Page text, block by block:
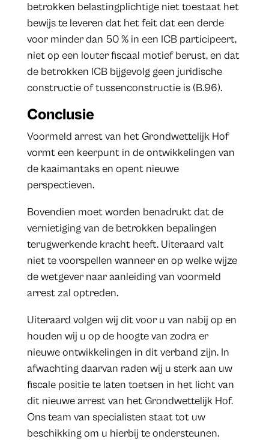
betrokken belastingplichtige niet toestaat het
bewijs te leveren dat het feit dat een derde
voor minder dan 50 % in een ICB participeert,
niet op een louter fiscaal motief berust, en dat
de betrokken ICB bijgevolg geen juridische
constructie of tussenconstructie is (B.96).
Conclusie
Voormeld arrest van het Grondwettelijk Hof
vormt een keerpunt in de ontwikkelingen van
de kaaimantaks en opent nieuwe
perspectieven.
Bovendien moet worden benadrukt dat de
vernietiging van de betrokken bepalingen
terugwerkende kracht heeft. Uiteraard valt
niet te voorspellen wanneer en op welke wijze
de wetgever naar aanleiding van voormeld
arrest zal optreden.
Uiteraard volgen wij dit voor u van nabij op en
houden wij u op de hoogte van zodra er
nieuwe ontwikkelingen in dit verband zijn. In
afwachting daarvan raden wij u sterk aan uw
fiscale positie te laten toetsen in het licht van
dit nieuwe arrest van het Grondwettelijk Hof.
Ons team van specialisten staat tot uw
beschikking om u hierbij te ondersteunen.